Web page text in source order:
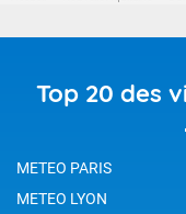
Top 20 des
METEO PARIS
METEO LYON